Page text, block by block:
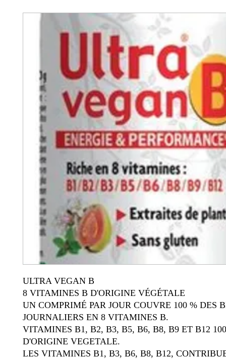
ULTRA VEGAN B
8 VITAMINES B D'ORIGINE VÉGÉTALE
UN COMPRIMÉ PAR JOUR COUVRE 100 % DES
JOURNALIERS EN 8 VITAMINES B.
VITAMINES B1, B2, B3, B5, B6, B8, B9 ET B12
D'ORIGINE VEGETALE.
LES VITAMINES B1, B3, B6, B8, B12,